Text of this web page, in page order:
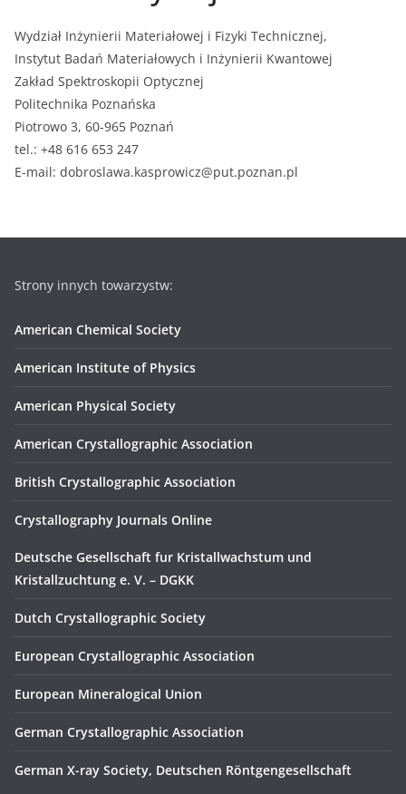
Wydział Inżynierii Materiałowej i Fizyki Technicznej,
Instytut Badań Materiałowych i Inżynierii Kwantowej
Zakład Spektroskopii Optycznej
Politechnika Poznańska
Piotrowo 3, 60-965 Poznań
tel.: +48 616 653 247
E-mail: dobroslawa.kasprowicz@put.poznan.pl
Strony innych towarzystw:
American Chemical Society
American Institute of Physics
American Physical Society
American Crystallographic Association
British Crystallographic Association
Crystallography Journals Online
Deutsche Gesellschaft fur Kristallwachstum und
Kristallzuchtung e. V. – DGKK
Dutch Crystallographic Society
European Crystallographic Association
European Mineralogical Union
German Crystallographic Association
German X-ray Society, Deutschen Röntgengesellschaft